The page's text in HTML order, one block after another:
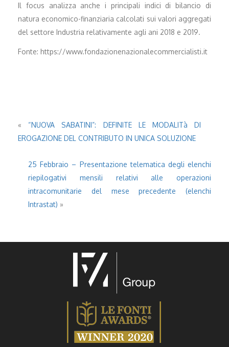
Il focus analizza anche i principali indici di bilancio di
natura economico-finanziaria calcolati sui valori aggregati
del settore Industria relativamente agli ani 2018 e 2019.
Fonte: https://www.fondazionenazionalecommercialisti.it
« “NUOVA SABATINI”: DEFINITE LE MODALITà DI
EROGAZIONE DEL CONTRIBUTO IN UNICA SOLUZIONE
25 Febbraio – Presentazione telematica degli elenchi
riepilogativi mensili relativi alle operazioni
intracomunitarie del mese precedente (elenchi
Intrastat) »